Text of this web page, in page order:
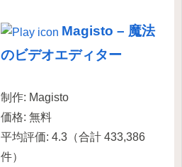
Magisto – 魔法
のビデオエディター
制作: Magisto
価格: 無料
平均評価: 4.3（合計 433,386
件）